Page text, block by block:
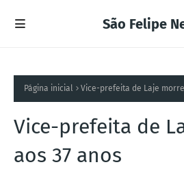
São Felipe
Página inicial Vice-prefeita de Laje
Vice-prefeita de
aos 37 anos